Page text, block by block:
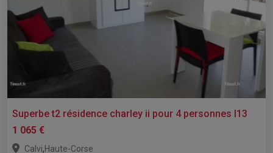
Superbe t2 résidence charley ii pour 4 personnes l13
1 065 €
Calvi,Haute-Corse